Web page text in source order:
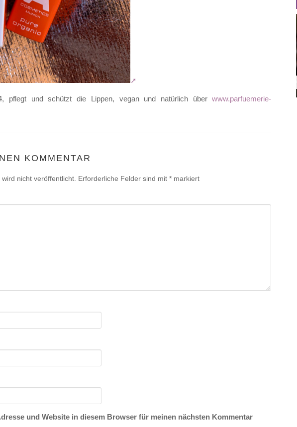
pflegt und schützt die Lippen, vegan und natürlich überwww.parfuemerie-
KOMMENTAR
nicht veröffentlicht. Erforderliche Felder sind mit * markiert
und Website in diesem Browser für meinen nächsten Kommentar